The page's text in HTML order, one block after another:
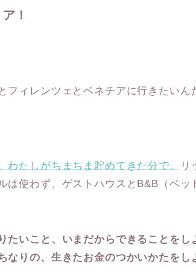
！
フィレンツェとベネチアに行きたいん
わたしがちまちま貯めてきた分で。
リ
は使わず、ゲストハウスとB&B（ベ
たいこと、いまだからできることをし
なりの、生きたお金のつかいかたをし